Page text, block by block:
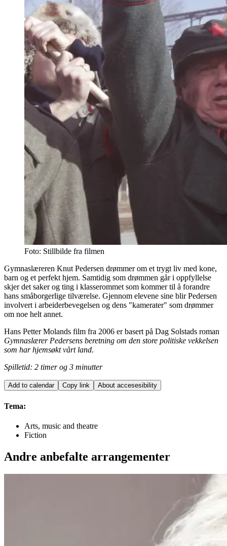
Foto: Stillbilde fra filmen
Gymnaslæreren Knut Pedersen drømmer om et trygt liv med kone,
barn og et perfekt hjem. Samtidig som drømmen går i oppfyllelse
skjer det saker og ting i klasserommet som kommer til å forandre
hans småborgerlige tilværelse. Gjennom elevene sine blir Pedersen
involvert i arbeiderbevegelsen og dens "kamerater" som drømmer
om noe helt annet.
Hans Petter Molands film fra 2006 er basert på Dag Solstads roman
Gymnaslærer Pedersens beretning om den store politiske vekkelsen
som har hjemsøkt vårt land.
Spilletid: 2 timer og 3 minutter
Add to calendar Copy link About accesesibility
Tema:
Arts, music and theatre
Fiction
Andre anbefalte arrangementer